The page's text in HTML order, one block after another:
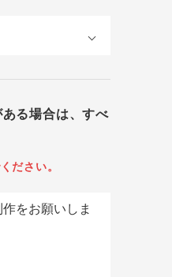
る場合は、すべ
ださい。